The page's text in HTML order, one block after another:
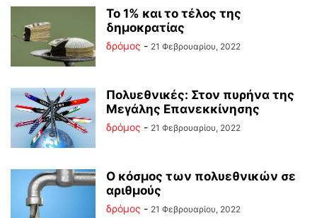
Το 1% και το τέλος της
δημοκρατίας
δρόμος - 21 Φεβρουαρίου, 2022
Πολυεθνικές: Στον πυρήνα της
Μεγάλης Επανεκκίνησης
δρόμος - 21 Φεβρουαρίου, 2022
Ο κόσμος των πολυεθνικών σε
αριθμούς
δρόμος - 21 Φεβρουαρίου, 2022